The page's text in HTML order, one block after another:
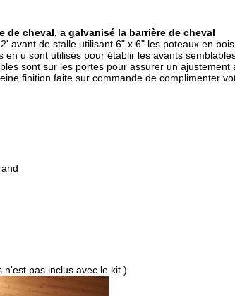
de cheval, a galvanisé la barrière de cheval
avant de stalle utilisant 6" x 6" les poteaux en
u sont utilisés pour établir les avants
sont sur les portes pour assurer un
finition faite sur commande de complimenter
pas inclus avec le kit.)